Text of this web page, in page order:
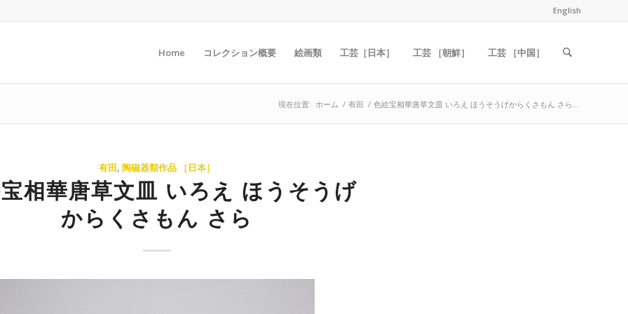
English
Home コレクション概要 絵画類 工芸［日本］ 工芸 ［朝鮮］ 工芸 ［中国］
現在位置: ホーム / 有田 / 色絵宝相華唐草文皿 いろえ ほうそうげからくさもん さら...
有田, 陶磁器類作品 ［日本］
相華唐草文皿 いろえ ほうそうげ
からくさもん さら